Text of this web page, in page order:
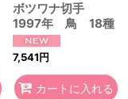
ボツワナ切手
1997年 鳥 18種
7,541円
カートに入れる